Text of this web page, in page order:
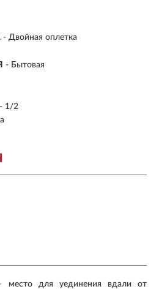
- Двойная оплетка
- Бытовая
- 1/2
место для уединения вдали от